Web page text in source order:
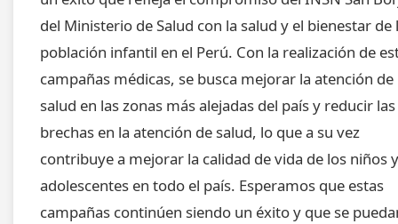
del Ministerio de Salud con la salud y el bienestar de
población infantil en el Perú. Con la realización de
campañas médicas, se busca mejorar la atención de
salud en las zonas más alejadas del país y reducir las
brechas en la atención de salud, lo que a su vez
contribuye a mejorar la calidad de vida de los niños y
adolescentes en todo el país. Esperamos que estas
campañas continúen siendo un éxito y que se